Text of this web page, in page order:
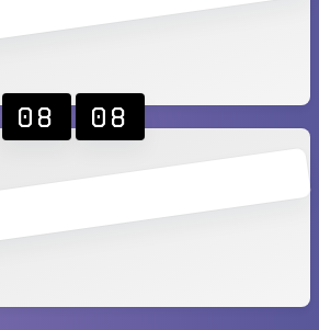
08 08